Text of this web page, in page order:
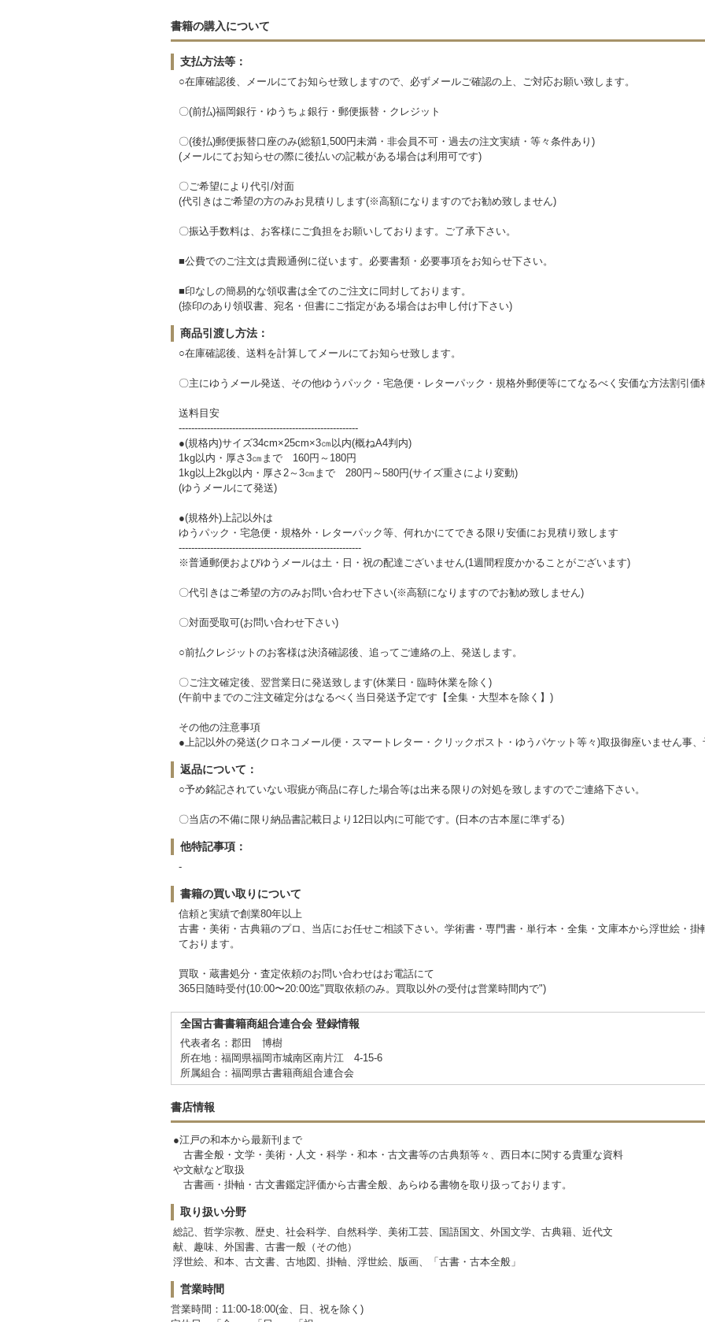
書籍の購入について
支払方法等：
○在庫確認後、メールにてお知らせ致しますので、必ずメールご確認の上、ご対応お願い致します。
〇(前払)福岡銀行・ゆうちょ銀行・郵便振替・クレジット
〇(後払)郵便振替口座のみ(総額1,500円未満・非会員不可・過去の注文実績・等々条件あり)
(メールにてお知らせの際に後払いの記載がある場合は利用可です)
〇ご希望により代引/対面
(代引きはご希望の方のみお見積りします(※高額になりますのでお勧め致しません)
〇振込手数料は、お客様にご負担をお願いしております。ご了承下さい。
■公費でのご注文は貴殿通例に従います。必要書類・必要事項をお知らせ下さい。
■印なしの簡易的な領収書は全てのご注文に同封しております。
(捺印のあり領収書、宛名・但書にご指定がある場合はお申し付け下さい)
商品引渡し方法：
○在庫確認後、送料を計算してメールにてお知らせ致します。
〇主にゆうメール発送、その他ゆうパック・宅急便・レターパック・規格外郵便等にてなるべく安価な方法割引価
送料目安
---------------------------------------------------------
●(規格内)サイズ34cm×25cm×3㎝以内(概ねA4判内)
1kg以内・厚さ3㎝まで 160円～180円
1kg以上2kg以内・厚さ2～3㎝まで 280円～580円(サイズ重さにより変動)
(ゆうメールにて発送)
●(規格外)上記以外は
ゆうパック・宅急便・規格外・レターパック等、何れかにてできる限り安価にお見積り致します
----------------------------------------------------------
※普通郵便およびゆうメールは土・日・祝の配達ございません(1週間程度かかることがございます)
〇代引きはご希望の方のみお問い合わせ下さい(※高額になりますのでお勧め致しません)
〇対面受取可(お問い合わせ下さい)
○前払クレジットのお客様は決済確認後、追ってご連絡の上、発送します。
〇ご注文確定後、翌営業日に発送致します(休業日・臨時休業を除く)
(午前中までのご注文確定分はなるべく当日発送予定です【全集・大型本を除く】)
その他の注意事項
●上記以外の発送(クロネコメール便・スマートレター・クリックポスト・ゆうパケット等々)取扱御座いません事、
返品について：
○予め銘記されていない瑕疵が商品に存した場合等は出来る限りの対処を致しますのでご連絡下さい。
〇当店の不備に限り納品書記載日より12日以内に可能です。(日本の古本屋に準ずる)
他特記事項：
-
書籍の買い取りについて
信頼と実績で創業80年以上
古書・美術・古典籍のプロ、当店にお任せご相談下さい。学術書・専門書・単行本・全集・文庫本から浮世絵・
ております。
買取・蔵書処分・査定依頼のお問い合わせはお電話にて
365日随時受付(10:00〜20:00迄"買取依頼のみ。買取以外の受付は営業時間内で")
全国古書書籍商組合連合会 登録情報
代表者名：郡田 博樹
所在地：福岡県福岡市城南区南片江 4-15-6
所属組合：福岡県古書籍商組合連合会
書店情報
●江戸の和本から最新刊まで
古書全般・文学・美術・人文・科学・和本・古文書等の古典類等々、西日本に関する貴重な資料
や文献など取扱
古書画・掛軸・古文書鑑定評価から古書全般、あらゆる書物を取り扱っております。
取り扱い分野
総記、哲学宗教、歴史、社会科学、自然科学、美術工芸、国語国文、外国文学、古典籍、近代文
献、趣味、外国書、古書一般（その他）
浮世絵、和本、古文書、古地図、掛軸、浮世絵、版画、「古書・古本全般」
営業時間
営業時間：11:00-18:00(金、日、祝を除く)